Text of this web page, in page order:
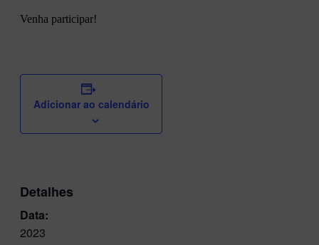
Venha participar!
Adicionar ao calendário
Detalhes
Data:
2023